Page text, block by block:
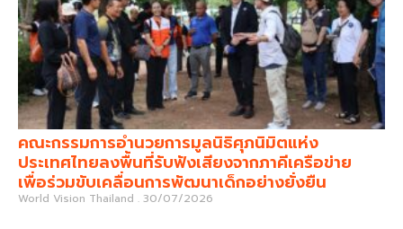
คณะกรรมการอำนวยการมูลนิธิศุภนิมิตแห่ง
ประเทศไทยลงพื้นที่รับฟังเสียงจากภาคีเครือข่าย
เพื่อร่วมขับเคลื่อนการพัฒนาเด็กอย่างยั่งยืน
World Vision Thailand 30/07/2026